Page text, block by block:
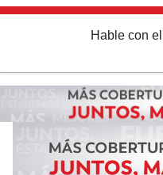
Hable con el